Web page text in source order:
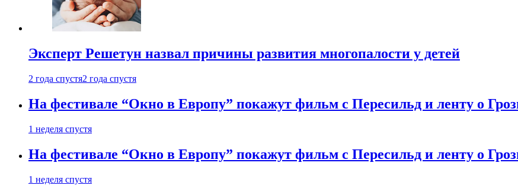
Эксперт Решетун назвал причины развития многопалости у детей
2 года спустя2 года спустя
На фестивале “Окно в Европу” покажут фильм с Пересильд и ленту о
1 неделя спустя
На фестивале “Окно в Европу” покажут фильм с Пересильд и ленту о
1 неделя спустя